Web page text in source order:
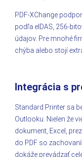
PDF-XChange
podľa eIDAS, 256-
údajov. Pre mnohé
chýba alebo stojí
Integrácia s
Standard Printer sa
Outlooku. Nielen že
dokument, Excel,
do PDF so
dokáže prevádzať